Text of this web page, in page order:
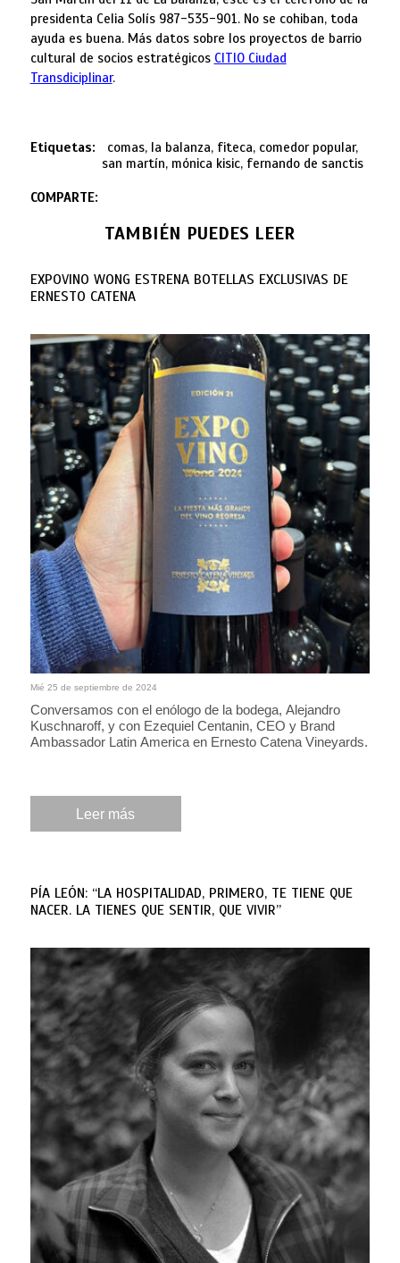
presidenta Celia Solís 987-535-901. No se cohiban, toda
ayuda es buena. Más datos sobre los proyectos de barrio
cultural de socios estratégicos CITIO Ciudad
Transdiciplinar.
Etiquetas:
comas, la balanza, fiteca, comedor popular,
san martín, mónica kisic, fernando de sanctis
COMPARTE:
TAMBIÉN PUEDES LEER
EXPOVINO WONG ESTRENA BOTELLAS EXCLUSIVAS DE
ERNESTO CATENA
Mié 25 de septiembre de 2024
Conversamos con el enólogo de la bodega, Alejandro
Kuschnaroff, y con Ezequiel Centanin, CEO y Brand
Ambassador Latin America en Ernesto Catena Vineyards.
Leer más
PÍA LEÓN: “LA HOSPITALIDAD, PRIMERO, TE TIENE QUE
NACER. LA TIENES QUE SENTIR, QUE VIVIR”